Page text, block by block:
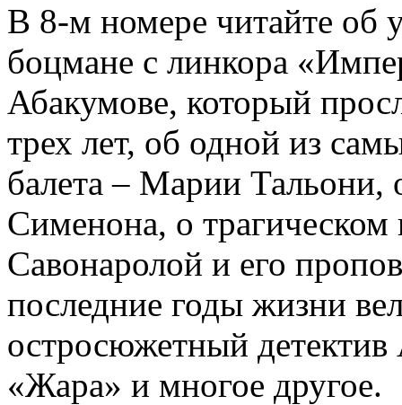
В 8-м номере читайте об
боцмане с линкора
Абакумове, который
трех лет, об одной из
балета – Марии
Сименона, о трагическом
Савонаролой и его
последние годы жизни
остросюжетный детектив
«Жара» и многое другое.